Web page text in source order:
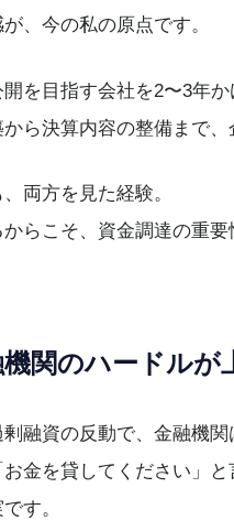
、今の私の原点です。
を目指す会社を2〜3年
ら決算内容の整備まで
両方を見た経験。
らこそ、資金調達の重
関のハードルが
融資の反動で、金融機
金を貸してください」
す。